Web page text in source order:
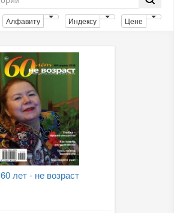
Алфавиту Индексу Цене
60 лет - не возраст